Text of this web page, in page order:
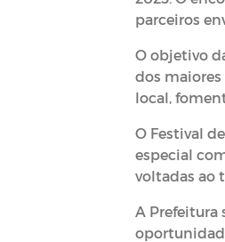
parceiros
O objetivo
dos
local,
O Festival
especial
voltadas ao
A Prefeitura